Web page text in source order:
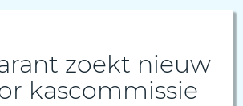
zoekt nieuw
kascommissie